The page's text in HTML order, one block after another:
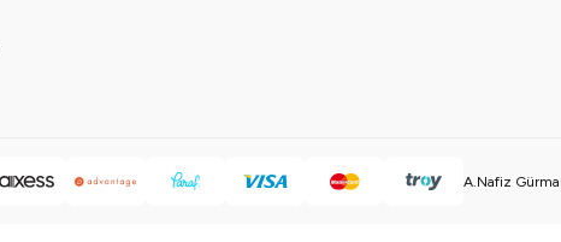
A.Nafiz